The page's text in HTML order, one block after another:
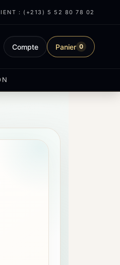
: (+213) 5 52 80 78 02
Compte Panier 0